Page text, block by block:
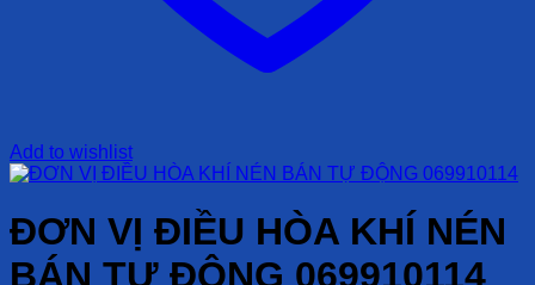
Add to wishlist
ĐƠN VỊ ĐIỀU HÒA KHÍ NÉN
BÁN TỰ ĐỘNG 069910114